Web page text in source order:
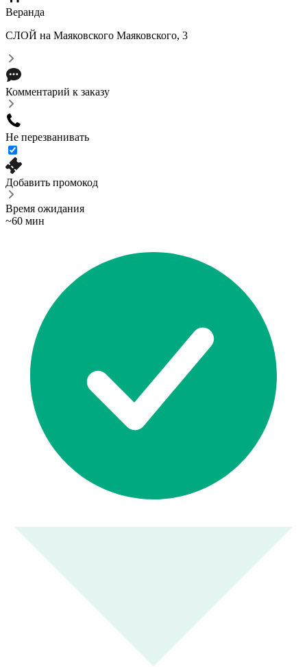
Веранда
СЛОЙ на Маяковского Маяковского, 3
Комментарий к заказу
Не перезванивать
Добавить промокод
Время ожидания
~60 мин